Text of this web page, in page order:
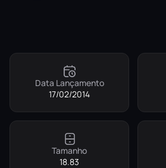
Data Lançamento
17/02/2014
Tamanho
18.83